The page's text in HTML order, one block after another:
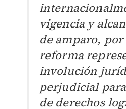
vigencia y
de amparo, por
reforma
involución
perjudicial
de derechos